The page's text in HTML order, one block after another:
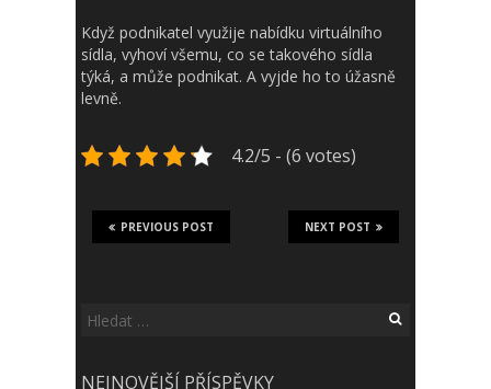
Když podnikatel využije nabídku virtuálního
sídla, vyhoví všemu, co se takového sídla
týká, a může podnikat. A vyjde ho to úžasně
levně.
4.2/5 - (6 votes)
NEXT POST
PREVIOUS POST
Vyhledávání
NEJNOVĚJŠÍ PŘÍSPĚVKY